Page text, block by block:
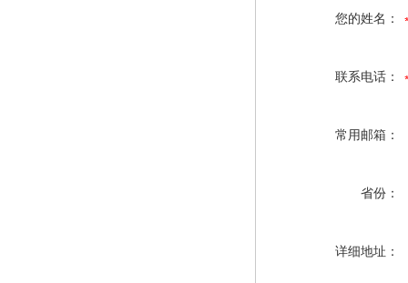
您的姓名：
联系电话：
常用邮箱：
省份：
详细地址：